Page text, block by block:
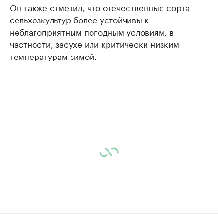
Он также отметил, что отечественные сорта
сельхозкультур более устойчивы к
неблагоприятным погодным условиям, в
частности, засухе или критически низким
температурам зимой.